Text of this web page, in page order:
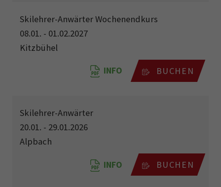
Skilehrer-Anwärter Wochenendkurs
08.01. - 01.02.2027
Kitzbühel
INFO BUCHEN
Skilehrer-Anwärter
20.01. - 29.01.2026
Alpbach
INFO BUCHEN